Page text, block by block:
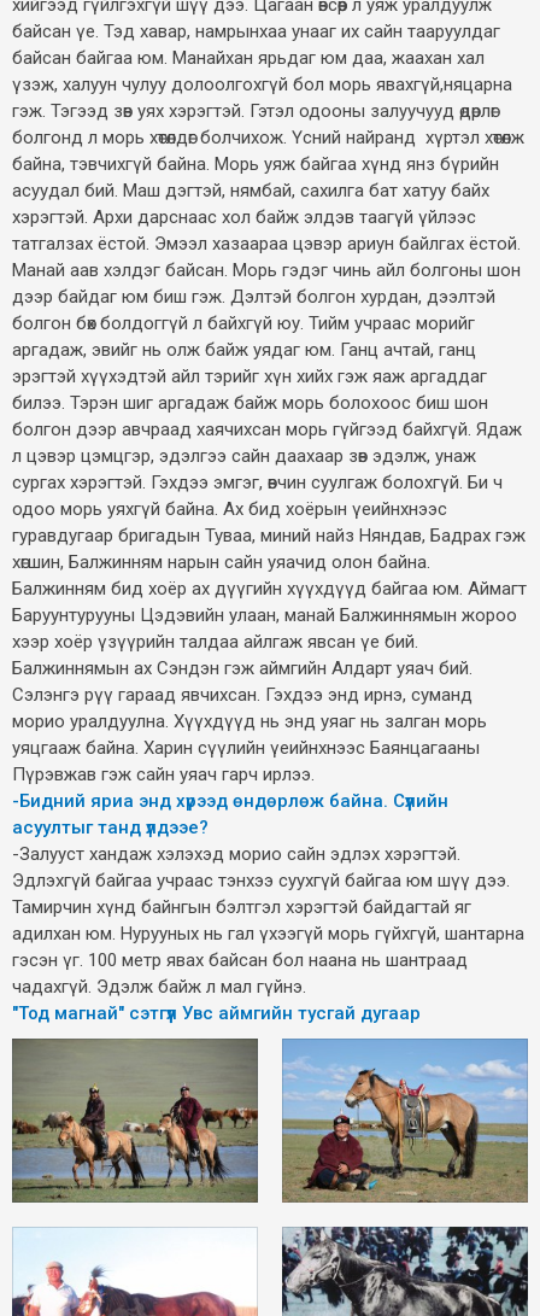
хийгээд гүйлгэхгүй шүү дээ. Цагаан өвсөөр л уяж уралдуулж
байсан үе. Тэд хавар, намрынхаа унааг их сайн тааруулдаг
байсан байгаа юм. Манайхан ярьдаг юм даа, жаахан хал
үзэж, халуун чулуу долоолгохгүй бол морь явахгүй,няцарна
гэж. Тэгээд зөв уях хэрэгтэй. Гэтэл одооны залуучууд өдөрлөг
болгонд л морь хөтөлдөг болчихож. Үсний найранд хүртэл хөтөлж
байна, тэвчихгүй байна. Морь уяж байгаа хүнд янз бүрийн
асуудал бий. Маш дэгтэй, нямбай, сахилга бат хатуу байх
хэрэгтэй. Архи дарснаас хол байж элдэв таагүй үйлээс
татгалзах ёстой. Эмээл хазаараа цэвэр ариун байлгах ёстой.
Манай аав хэлдэг байсан. Морь гэдэг чинь айл болгоны шон
дээр байдаг юм биш гэж. Дэлтэй болгон хурдан, дээлтэй
болгон бөх болдоггүй л байхгүй юу. Тийм учраас морийг
аргадаж, эвийг нь олж байж уядаг юм. Ганц ачтай, ганц
эрэгтэй хүүхэдтэй айл тэрийг хүн хийх гэж яаж аргаддаг
билээ. Тэрэн шиг аргадаж байж морь болохоос биш шон
болгон дээр авчраад хаячихсан морь гүйгээд байхгүй. Ядаж
л цэвэр цэмцгэр, эдэлгээ сайн даахаар зөв эдэлж, унаж
сургах хэрэгтэй. Гэхдээ эмгэг, өвчин суулгаж болохгүй. Би ч
одоо морь уяхгүй байна. Ах бид хоёрын үеийнхнээс
гуравдугаар бригадын Туваа, миний найз Няндав, Бадрах гэж
хөгшин, Балжинням нарын сайн уяачид олон байна.
Балжинням бид хоёр ах дүүгийн хүүхдүүд байгаа юм. Аймагт
Баруунтурууны Цэдэвийн улаан, манай Балжиннямын жороо
хээр хоёр үзүүрийн талдаа айлгаж явсан үе бий.
Балжиннямын ах Сэндэн гэж аймгийн Алдарт уяач бий.
Сэлэнгэ рүү гараад явчихсан. Гэхдээ энд ирнэ, суманд
морио уралдуулна. Хүүхдүүд нь энд уяаг нь залган морь
уяцгааж байна. Харин сүүлийн үеийнхнээс Баянцагааны
Пүрэвжав гэж сайн уяач гарч ирлээ.
-Бидний яриа энд хүрээд өндөрлөж байна. Сүүлийн
асуултыг танд үлдээе?
-Залууст хандаж хэлэхэд морио сайн эдлэх хэрэгтэй.
Эдлэхгүй байгаа учраас тэнхээ суухгүй байгаа юм шүү дээ.
Тамирчин хүнд байнгын бэлтгэл хэрэгтэй байдагтай яг
адилхан юм. Нурууных нь гал үхээгүй морь гүйхгүй, шантарна
гэсэн үг. 100 метр явах байсан бол наана нь шантраад
чадахгүй. Эдэлж байж л мал гүйнэ.
"Тод магнай" сэтгүүл Увс аймгийн тусгай дугаар